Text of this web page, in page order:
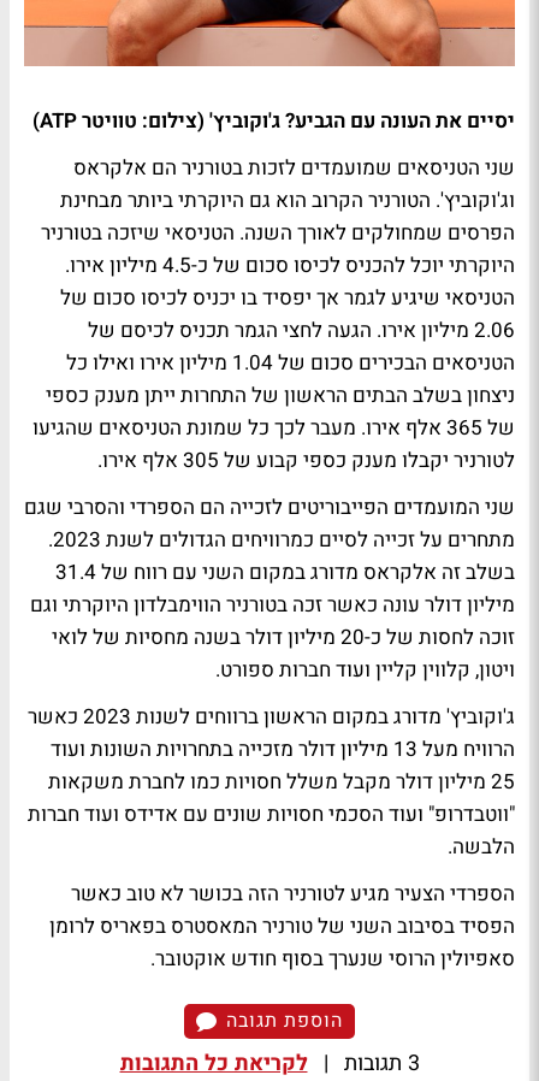
יסיים את העונה עם הגביע? ג'וקוביץ' (צילום: טוויטר ATP)
שני הטניסאים שמועמדים לזכות בטורניר הם אלקראס
וג'וקוביץ'. הטורניר הקרוב הוא גם היוקרתי ביותר מבחינת
הפרסים שמחולקים לאורך השנה. הטניסאי שיזכה בטורניר
היוקרתי יוכל להכניס לכיסו סכום של כ-4.5 מיליון אירו.
הטניסאי שיגיע לגמר אך יפסיד בו יכניס לכיסו סכום של
2.06 מיליון אירו. הגעה לחצי הגמר תכניס לכיסם של
הטניסאים הבכירים סכום של 1.04 מיליון אירו ואילו כל
ניצחון בשלב הבתים הראשון של התחרות ייתן מענק כספי
של 365 אלף אירו. מעבר לכך כל שמונת הטניסאים שהגיעו
לטורניר יקבלו מענק כספי קבוע של 305 אלף אירו.
שני המועמדים הפייבוריטים לזכייה הם הספרדי והסרבי שגם
מתחרים על זכייה לסיים כמרוויחים הגדולים לשנת 2023.
בשלב זה אלקראס מדורג במקום השני עם רווח של 31.4
מיליון דולר עונה כאשר זכה בטורניר הווימבלדון היוקרתי וגם
זוכה לחסות של כ-20 מיליון דולר בשנה מחסיות של לואי
ויטון, קלווין קליין ועוד חברות ספורט.
ג'וקוביץ' מדורג במקום הראשון ברווחים לשנות 2023 כאשר
הרוויח מעל 13 מיליון דולר מזכייה בתחרויות השונות ועוד
25 מיליון דולר מקבל משלל חסויות כמו לחברת משקאות
"ווטבדרופ" ועוד הסכמי חסויות שונים עם אדידס ועוד חברות
הלבשה.
הספרדי הצעיר מגיע לטורניר הזה בכושר לא טוב כאשר
הפסיד בסיבוב השני של טורניר המאסטרס בפאריס לרומן
סאפיולין הרוסי שנערך בסוף חודש אוקטובר.
הוספת תגובה
3 תגובות | לקריאת כל התגובות